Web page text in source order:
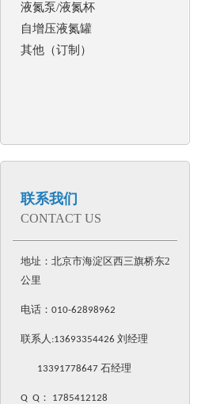
液氮泵/液氮杯
自增压液氮罐
其他（订制）
联系我们
CONTACT US
地址：北京市海淀区西三旗桥东2
公里
电话： 010-62898962
联系人:13693354426 刘经理
13391778647 石经理
Q Q ： 1785412128